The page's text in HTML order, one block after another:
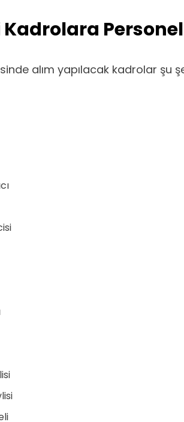
alım yapılacak kadrolar şu